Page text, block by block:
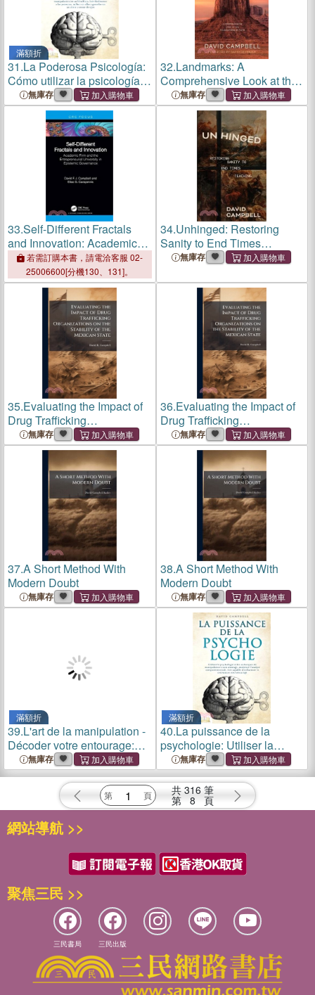
滿額折
31.La Poderosa Psicología:
Cómo utilizar la psicología
probada y las técnicas de
manipulación en su
beneficio, leer fácilmente a
las personas, influir en
無庫存
32.Landmarks: A
Comprehensive Look at the
Foundations of Faith
無庫存
33.Self-Different Fractals
and Innovation: Academic
Firm and the Entrepreneurial
University in Epistemic
Governance
若需訂購本書，請電洽客服 02-
25006600[分機130、131]。
34.Unhinged: Restoring
Sanity to End Times
Teaching
無庫存
35.Evaluating the Impact of
Drug Trafficking
Organizations on the
Stability of the Mexican
無庫存
36.Evaluating the Impact of
Drug Trafficking
Organizations on the
Stability of the Mexican
無庫存
37.A Short Method With
Modern Doubt
無庫存
38.A Short Method With
Modern Doubt
無庫存
滿額折
39.L'art de la manipulation -
Décoder votre entourage:
Devenez dès maintenant un
maître de la psychologie,
reconnaissez les techniques
de manipulation fa
無庫存
滿額折
40.La puissance de la
psychologie: Utiliser la
psychologie et les
techniques de manipulation
à son avantage, maîtriser
l'analyse comportementale,
être ca
無庫存
共 316 筆
第 8 頁
網站導航 >>
聚焦三民 >>
三民書局 三民出版